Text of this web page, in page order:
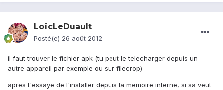
LoïcLeDuault
Posté(e) 26 août 2012
il faut trouver le fichier apk (tu peut le telecharger depuis un
autre appareil par exemple ou sur filecrop)
apres t'essaye de l'installer depuis la memoire interne, si sa veut